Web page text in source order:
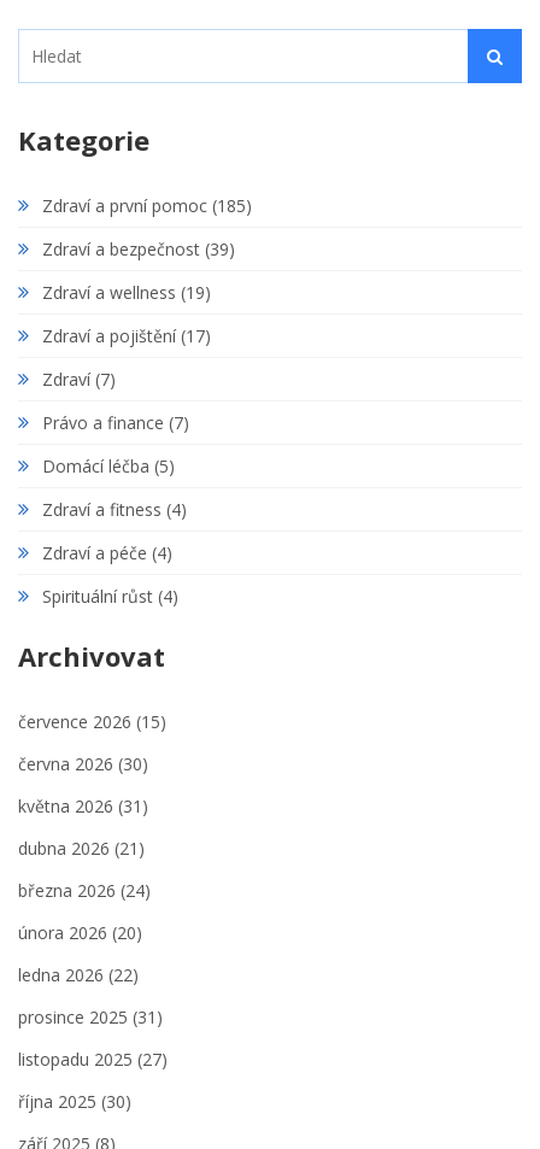
Kategorie
Zdraví a první pomoc (185)
Zdraví a bezpečnost (39)
Zdraví a wellness (19)
Zdraví a pojištění(17)
Zdraví(7)
Právo a finance (7)
Domácí léčba (5)
Zdraví a fitness (4)
Zdraví a péče (4)
Spirituální růst (4)
Archivovat
července 2026 (15)
června 2026 (30)
května 2026 (31)
dubna 2026 (21)
března 2026 (24)
února 2026 (20)
ledna 2026 (22)
prosince 2025 (31)
listopadu 2025 (27)
října 2025 (30)
září 2025 (8)